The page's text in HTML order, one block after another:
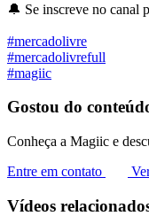
🔔 Se inscreve no canal
#mercadolivre
#mercadolivrefull
#magiic
Gostou do
Conheça a Magiic e
Entre em contato
Vídeos